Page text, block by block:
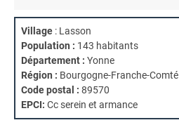
Village : Lasson
Population : 143 habitants
Département : Yonne
Région : Bourgogne-Franche-Comté
Code postal : 89570
EPCI: Cc serein et armance